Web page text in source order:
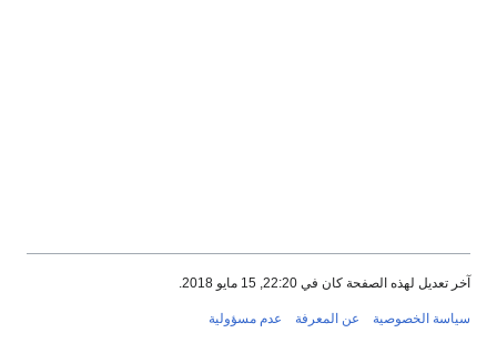
آخر تعديل لهذه الصفحة كان في 22:20, 15 مايو 2018.
سياسة الخصوصية عن المعرفة عدم مسؤولية